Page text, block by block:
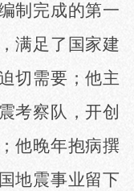
制完成的第一
满足了国家建
切需要；他主
考察队，开创
他晚年抱病撰
地震事业留下